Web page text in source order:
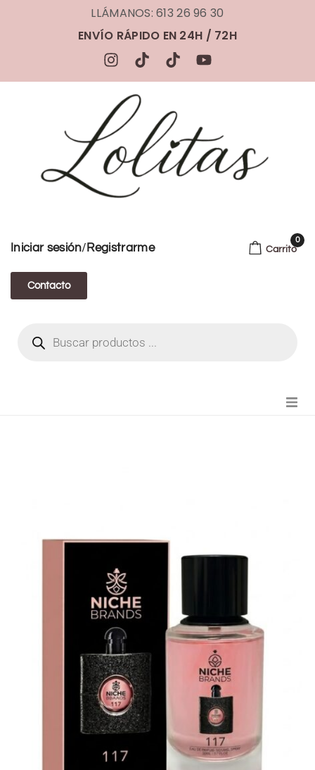
LLÁMANOS: 613 26 96 30
ENVÍO RÁPIDO EN 24H / 72H
Iniciar sesión/ Registrarme
Contacto
Carrito
0
PERFUMES
BISUTERIA
BOLSOS Y MONEDEROS
CALZADO
COMPLEMENTOS